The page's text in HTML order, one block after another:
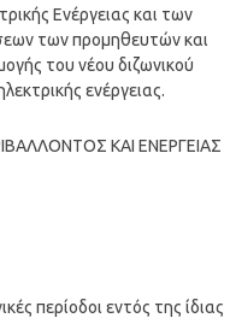
Ενέργειας και των
των προμηθευτών και
του νέου διζωνικού
ενέργειας.
ΚΑΙ ΕΝΕΡΓΕΙΑΣ
περίοδοι εντός της ίδιας